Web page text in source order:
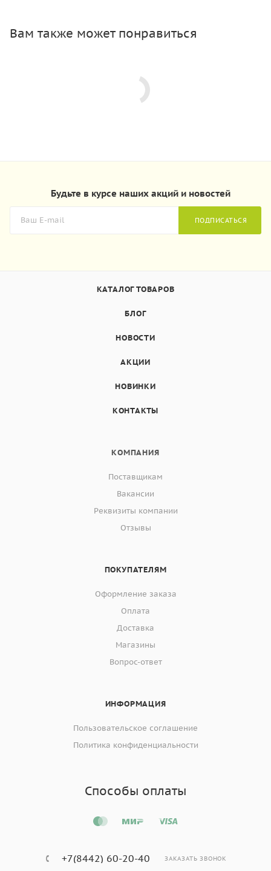
Вам также может понравиться
Будьте в курсе наших акций и новостей
ПОДПИСАТЬСЯ
КАТАЛОГ ТОВАРОВ
БЛОГ
НОВОСТИ
АКЦИИ
НОВИНКИ
КОНТАКТЫ
КОМПАНИЯ
Поставщикам
Вакансии
Реквизиты компании
Отзывы
ПОКУПАТЕЛЯМ
Оформление заказа
Оплата
Доставка
Магазины
Вопрос-ответ
ИНФОРМАЦИЯ
Пользовательское соглашение
Политика конфиденциальности
Способы оплаты
+7(8442) 60-20-40 ЗАКАЗАТЬ ЗВОНОК